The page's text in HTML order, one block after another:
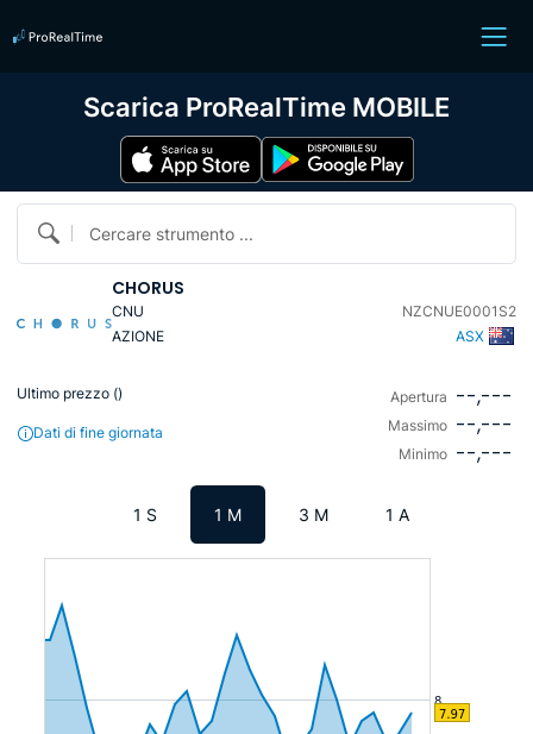
Cercare strumento ...
CHORUS
CNU
NZCNUE0001S2
AZIONE
ASX
Ultimo prezzo ()
Dati di fine giornata
Apertura --,---
Massimo --,---
Minimo --,---
1 S 1 M 3 M 1 A
Scarica ProRealTime MOBILE